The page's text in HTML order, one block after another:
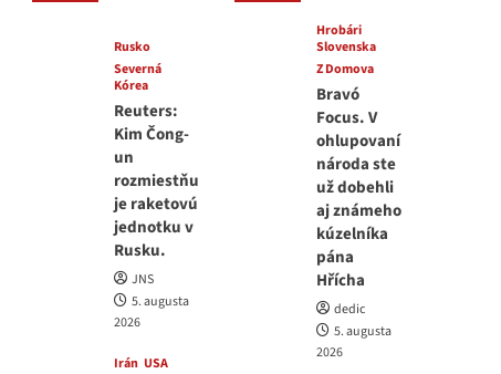
Rusko
Severná
Kórea
Reuters:
Kim Čong-
un
rozmiestňu
je raketovú
jednotku v
Rusku.
JNS
5. augusta
2026
Irán USA
Hrobári
Slovenska
Z Domova
Bravó
Focus. V
ohlupovaní
národa ste
už dobehli
aj známeho
kúzelníka
pána
Hřícha
dedic
5. augusta
2026